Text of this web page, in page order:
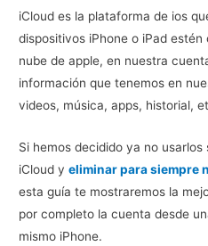
iCloud es la plataforma de ios
dispositivos iPhone o iPad
nube de apple, en nuestra
información que tenemos en
videos, música, apps, historial,
Si hemos decidido ya no
iCloud yeliminar para siempre
esta guía te mostraremos la
por completo la cuenta desde
mismo iPhone.